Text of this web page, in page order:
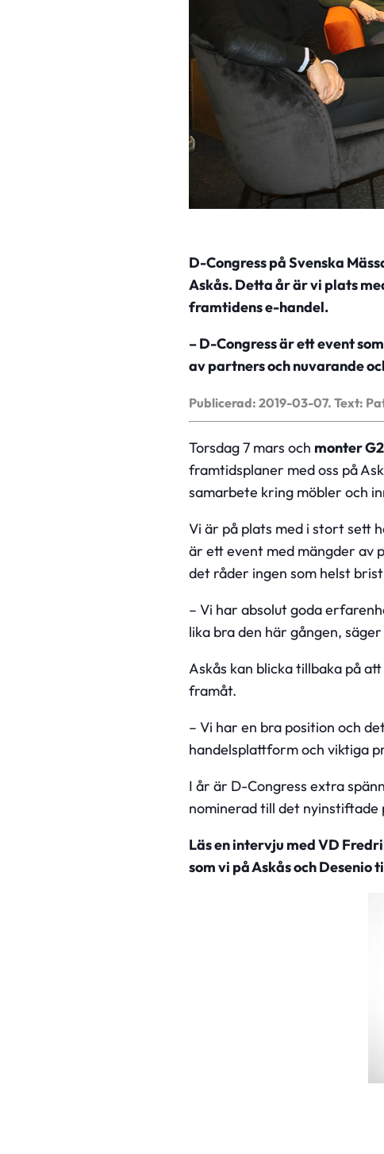
D-Congress på Svenska
Askås. Detta år är vi plats
framtidens e-handel.
– D-Congress är ett event
av partners och nuvarande
Publicerad: 2019-03-07. Text:
Torsdag 7 mars och monter
framtidsplaner med oss på
samarbete kring möbler och
Vi är på plats med i stort sett
är ett event med mängder av
det råder ingen som helst
– Vi har absolut goda
lika bra den här gången, säger
Askås kan blicka tillbaka på
framåt.
– Vi har en bra position och
handelsplattform och viktiga
I år är D-Congress extra
nominerad till det nyinstiftade
Läs en intervju med VD
som vi på Askås och